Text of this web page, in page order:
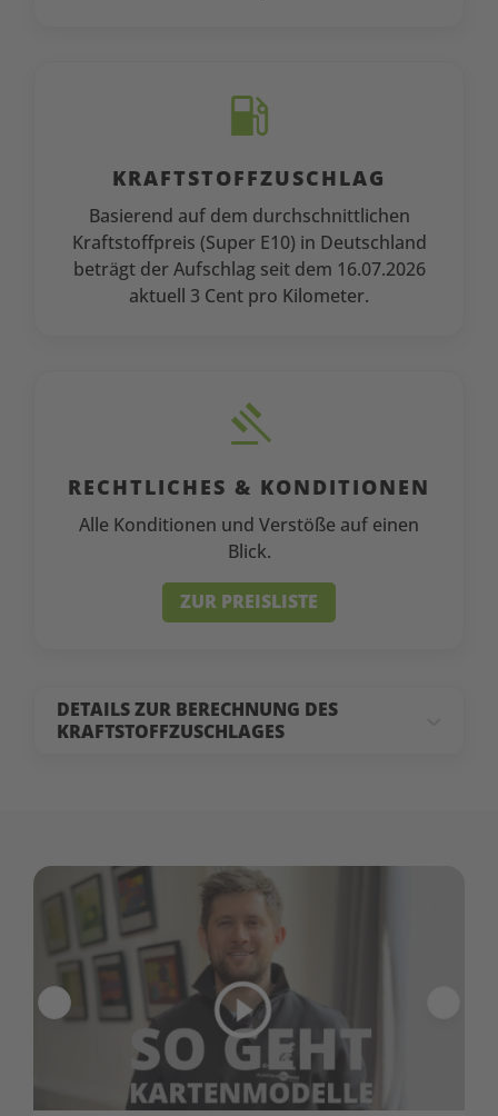
KRAFTSTOFFZUSCHLAG
Basierend auf dem durchschnittlichen
Kraftstoffpreis (Super E10) in Deutschland
beträgt der Aufschlag seit dem 16.07.2026
aktuell 3 Cent pro Kilometer.
RECHTLICHES & KONDITIONEN
Alle Konditionen und Verstöße auf einen
Blick.
ZUR PREISLISTE
DETAILS ZUR BERECHNUNG DES
KRAFTSTOFFZUSCHLAGES